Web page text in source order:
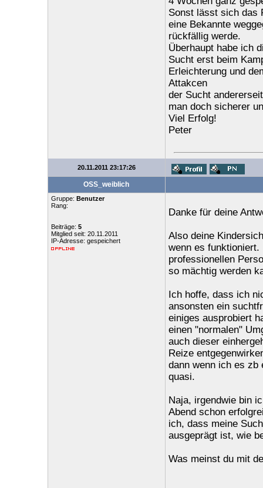
Sonst lässt sich das
eine Bekannte
rückfällig werde.
Überhaupt habe ich
Sucht erst beim
Erleichterung und
Attakcen
der Sucht
man doch sicherer
Viel Erfolg!
Peter
20.11.2011 23:17:26
OSS_weiblich
Gruppe: Benutzer
Rang:
Beiträge: 5
Mitglied seit: 20.11.2011
IP-Adresse: gespeichert
Danke für deine
Also deine
wenn es
professionellen
so mächtig werden
Ich hoffe, dass ich
ansonsten ein
einiges ausprobiert
einen "normalen"
auch dieser
Reize
dann wenn ich es zb
quasi.
Naja, irgendwie bin
Abend schon
ich, dass meine
ausgeprägt ist, wie
Was meinst du mit